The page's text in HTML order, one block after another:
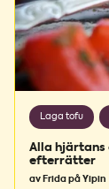
Laga tofu
Alla hjärtans
efterrätter
av Frida på Yipin